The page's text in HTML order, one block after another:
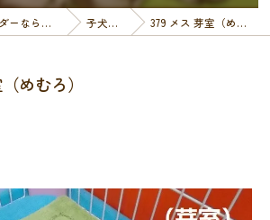
シーズーのブリーダーなら天使道場 子犬一覧 379 メス 芽室（めむろ）
めむろ）